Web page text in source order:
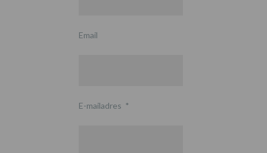
Email
E-mailadres *